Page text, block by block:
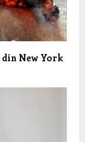
New York